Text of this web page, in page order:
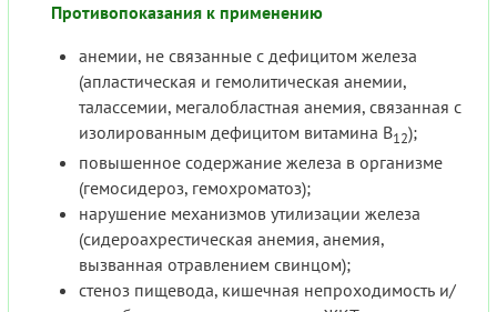
Противопоказания к применению
анемии, не связанные с дефицитом железа
(апластическая и гемолитическая анемии,
талассемии, мегалобластная анемия, связанная с
изолированным дефицитом витамина В12);
повышенное содержание железа в организме
(гемосидероз, гемохроматоз);
нарушение механизмов утилизации железа
(сидероахрестическая анемия, анемия,
вызванная отравлением свинцом);
стеноз пищевода, кишечная непроходимость и/